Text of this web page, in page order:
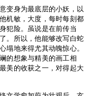
变身为最底层的小妖，以
机敏，大度，每时每刻都
犯险。虽说是在前传当
。所以，他能够改写白蛇
塌地来得尤其动魄惊心。
的想象与精美的画工相
美的收获之一，对得起大